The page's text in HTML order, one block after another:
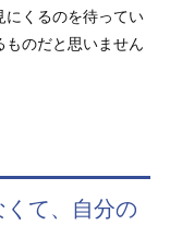
にくるのを待ってい
のだと思いません
て、自分の